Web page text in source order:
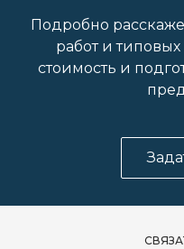
Подробно
работ и типовых
стоимость и